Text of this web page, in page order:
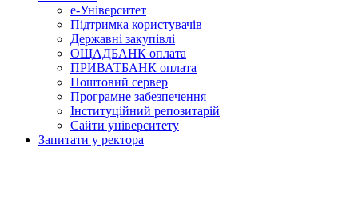
е-Університет
Підтримка користувачів
Державні закупівлі
ОЩАДБАНК оплата
ПРИВАТБАНК оплата
Поштовий сервер
Програмне забезпечення
Інституційний репозитарій
Сайти університету
Запитати у ректора